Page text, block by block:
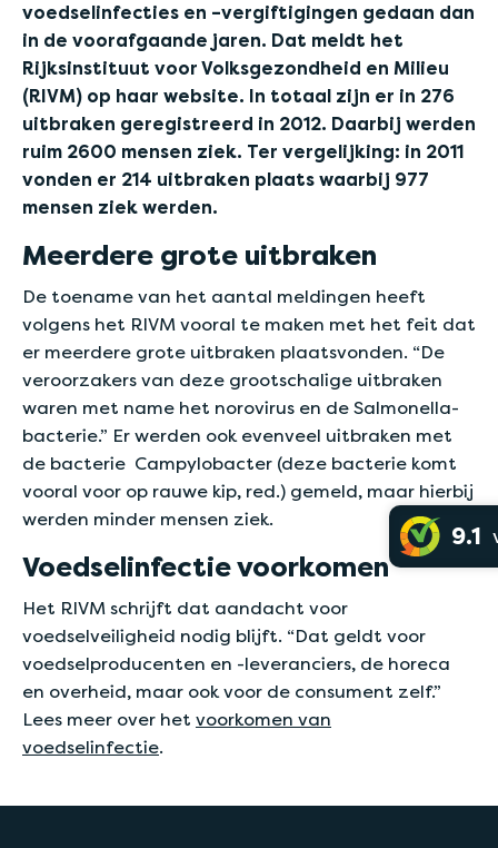
voedselinfecties en –vergiftigingen gedaan dan
in de voorafgaande jaren. Dat meldt het
Rijksinstituut voor Volksgezondheid en Milieu
(RIVM) op haar website. In totaal zijn er in 276
uitbraken geregistreerd in 2012. Daarbij werden
ruim 2600 mensen ziek. Ter vergelijking: in 2011
vonden er 214 uitbraken plaats waarbij 977
mensen ziek werden.
Meerdere grote uitbraken
De toename van het aantal meldingen heeft
volgens het RIVM vooral te maken met het feit dat
er meerdere grote uitbraken plaatsvonden. “De
veroorzakers van deze grootschalige uitbraken
waren met name het norovirus en de Salmonella-
bacterie.” Er werden ook evenveel uitbraken met
de bacterie Campylobacter (deze bacterie komt
vooral voor op rauwe kip, red.) gemeld, maar hierbij
werden minder mensen ziek.
Voedselinfectie voorkomen
Het RIVM schrijft dat aandacht voor
voedselveiligheid nodig blijft. “Dat geldt voor
voedselproducenten en -leveranciers, de horeca
en overheid, maar ook voor de consument zelf.”
Lees meer over het voorkomen van
voedselinfectie.
9.1